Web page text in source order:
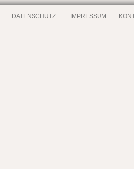
DATENSCHUTZ IMPRESSUM